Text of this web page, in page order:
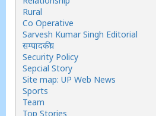
Rural
Co Operative
Sarvesh Kumar Singh Editorial
सम्पादकीय
Security Policy
Sepcial Story
Site map: UP Web News
Sports
Team
Top Stories